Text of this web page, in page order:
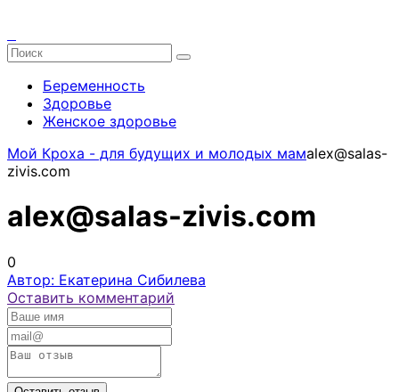
Беременность
Здоровье
Женское здоровье
Мой Кроха - для будущих и молодых мамalex@salas-
zivis.com
alex@salas-zivis.com
0
Автор: Екатерина Сибилева
Оставить комментарий